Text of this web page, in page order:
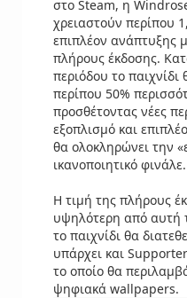
στο Steam, η
χρειαστούν περίπου
επιπλέον ανάπτυξης
πλήρους έκδοσης.
περιόδου το παιχνίδι
περίπου 50%
προσθέτοντας νέες
εξοπλισμό και
θα ολοκληρώνει την
ικανοποιητικό φινάλε.
Η τιμή της πλήρους
υψηλότερη από αυτή
το παιχνίδι θα
υπάρχει και
το οποίο θα
ψηφιακά wallpapers.